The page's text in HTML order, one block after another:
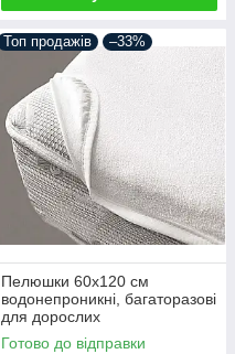
Топ продажів –33%
Пелюшки 60х120 см
водонепроникні, багаторазові
для дорослих
Готово до відправки